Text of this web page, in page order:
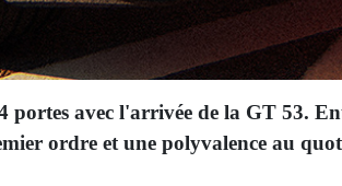
avec l'arrivée de la GT 53.
ordre et une polyvalence au